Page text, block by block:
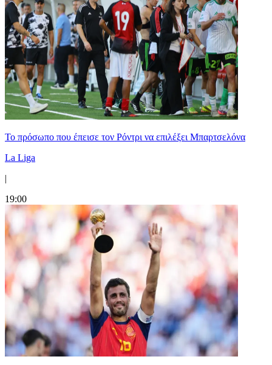
Το πρόσωπο που έπεισε τον Ρόντρι να επιλέξει Μπαρτσελόνα
La Liga
|
19:00